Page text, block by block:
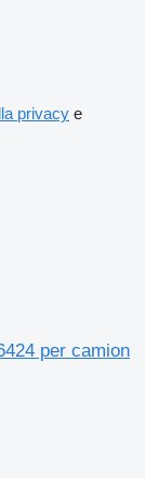
privacy e
per camion